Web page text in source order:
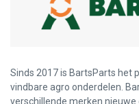
Sinds 2017 is BartsParts het
vindbare agro onderdelen.
verschillende merken